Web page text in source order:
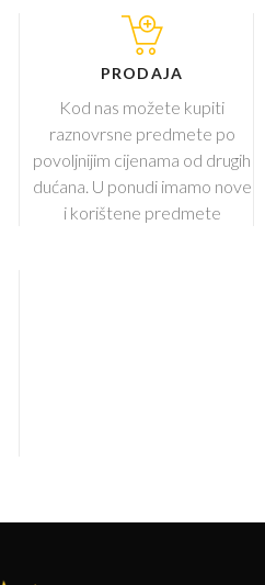
PRODAJA
Kod nas možete kupiti
raznovrsne predmete po
povoljnijim cijenama od drugih
dućana. U ponudi imamo nove
i korištene predmete